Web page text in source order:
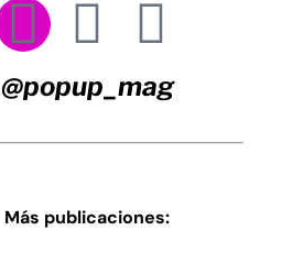
@popup_mag
Más publicaciones: